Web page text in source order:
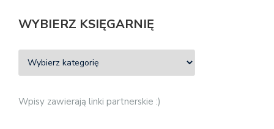
WYBIERZ KSIĘGARNIĘ
Wpisy zawierają linki partnerskie :)